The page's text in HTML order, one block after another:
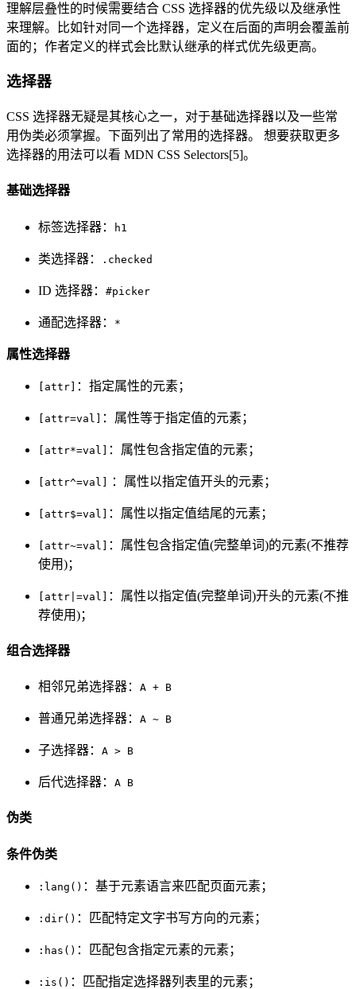
理解层叠性的时候需要结合 CSS 选择器的优先级以及继承性
来理解。比如针对同一个选择器，定义在后面的声明会覆盖前
面的；作者定义的样式会比默认继承的样式优先级更高。
选择器
CSS 选择器无疑是其核心之一，对于基础选择器以及一些常
用伪类必须掌握。下面列出了常用的选择器。 想要获取更多
选择器的用法可以看 MDN CSS Selectors[5]。
基础选择器
标签选择器： h1
类选择器： .checked
ID 选择器： #picker
通配选择器： *
属性选择器
[attr] ：指定属性的元素；
[attr=val] ：属性等于指定值的元素；
[attr*=val] ：属性包含指定值的元素；
[attr^=val] ：属性以指定值开头的元素；
[attr$=val] ：属性以指定值结尾的元素；
[attr~=val] ：属性包含指定值(完整单词)的元素(不推荐
使用)；
[attr|=val] ：属性以指定值(完整单词)开头的元素(不推
荐使用)；
组合选择器
相邻兄弟选择器： A + B
普通兄弟选择器： A ~ B
子选择器： A > B
后代选择器： A B
伪类
条件伪类
:lang() ：基于元素语言来匹配页面元素；
:dir() ：匹配特定文字书写方向的元素；
:has() ：匹配包含指定元素的元素；
:is() ：匹配指定选择器列表里的元素；